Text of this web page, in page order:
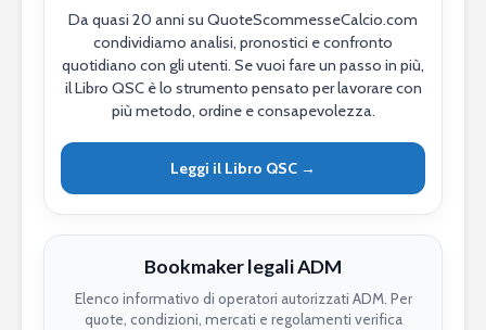
Da quasi 20 anni su QuoteScommesseCalcio.com
condividiamo analisi, pronostici e confronto
quotidiano con gli utenti. Se vuoi fare un passo in più,
il Libro QSC è lo strumento pensato per lavorare con
più metodo, ordine e consapevolezza.
Leggi il Libro QSC →
Bookmaker legali ADM
Elenco informativo di operatori autorizzati ADM. Per
quote, condizioni, mercati e regolamenti verifica